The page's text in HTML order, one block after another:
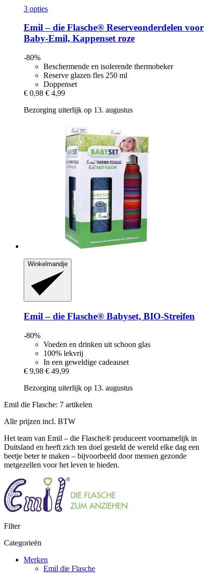
3 opties
Emil – die Flasche® Reserveonderdelen voor
Baby-​Emil, Kappenset roze
-80%
Beschermende en isolerende thermobeker
Reserve glazen fles 250 ml
Doppenset
€ 0,98 € 4,99
Bezorging uiterlijk op 13. augustus
Winkelmandje
Emil – die Flasche® Babyset, BIO-​Streifen
-80%
Voeden en drinken uit schoon glas
100% lekvrij
In een geweldige cadeauset
€ 9,98 € 49,99
Bezorging uiterlijk op 13. augustus
Emil die Flasche: 7 artikelen
Alle prijzen incl. BTW
Het team van Emil – die Flasche® produceert voornamelijk in
Duitsland en heeft zich ten doel gesteld de wereld elke dag een
beetje beter te maken – bijvoorbeeld door mensen gezonde
metgezellen voor het leven te bieden.
Filter
Categorieën
Merken
Emil die Flasche